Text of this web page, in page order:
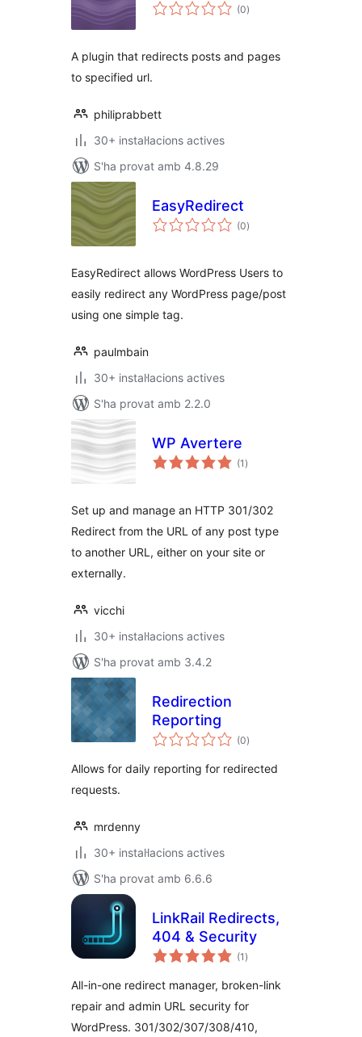
(0puntuacions
totals
)
A plugin that redirects posts and pages
to specified url.
philiprabbett
30+ instal·lacions actives
S'ha provat amb 4.8.29
EasyRedirect
(0puntuacions
totals
)
EasyRedirect allows WordPress Users to
easily redirect any WordPress page/post
using one simple tag.
paulmbain
30+ instal·lacions actives
S'ha provat amb 2.2.0
WP Avertere
(1 puntuacions
totals
)
Set up and manage an HTTP 301/302
Redirect from the URL of any post type
to another URL, either on your site or
externally.
vicchi
30+ instal·lacions actives
S'ha provat amb 3.4.2
Redirection
Reporting
(0puntuacions
totals
)
Allows for daily reporting for redirected
requests.
mrdenny
30+ instal·lacions actives
S'ha provat amb 6.6.6
LinkRail Redirects,
404 & Security
(1 puntuacions
totals
)
All-in-one redirect manager, broken-link
repair and admin URL security for
WordPress. 301/302/307/308/410,